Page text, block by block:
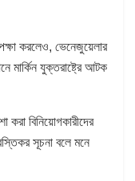
করলেও, ভেনেজুয়েলার
মার্কিন যুক্তরাষ্ট্রে আটক
বিনিয়োগকারীদের
সূচনা বলে মনে